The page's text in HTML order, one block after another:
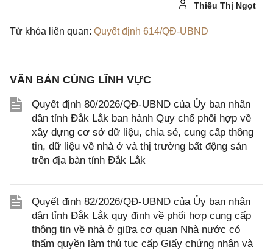
Thiều Thị Ngọt
Từ khóa liên quan: Quyết định 614/QĐ-UBND
VĂN BẢN CÙNG LĨNH VỰC
Quyết định 80/2026/QĐ-UBND của Ủy ban nhân
dân tỉnh Đắk Lắk ban hành Quy chế phối hợp về
xây dựng cơ sở dữ liệu, chia sẻ, cung cấp thông
tin, dữ liệu về nhà ở và thị trường bất động sản
trên địa bàn tỉnh Đắk Lắk
Quyết định 82/2026/QĐ-UBND của Ủy ban nhân
dân tỉnh Đắk Lắk quy định về phối hợp cung cấp
thông tin về nhà ở giữa cơ quan Nhà nước có
thẩm quyền làm thủ tục cấp Giấy chứng nhận và